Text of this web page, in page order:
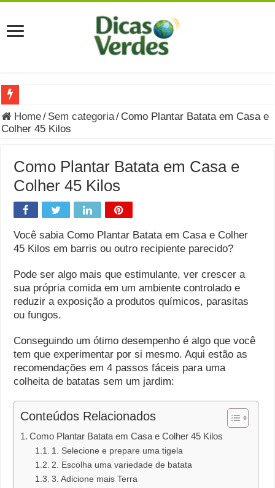
Grávida Pode Comer Pastrami? Saiba Quando o Consumo é
Você sabe o que é uma Economia Circular?
Carta Psicografada de Isabella Nardoni : O que Diz a
Grávida pode comer picles e alimentos em conserva durante
Carta Psicografada João Hélio: Revelação, Paz e a Lei do
Carta Psicografada de Eduardo Campos
Home/ Sem categoria/ Como Plantar Batata em Casa e
Colher 45 Kilos
Como Plantar Batata em Casa e
Colher 45 Kilos
Você sabia Como Plantar Batata em Casa e Colher
45 Kilos em barris ou outro recipiente parecido?
Pode ser algo mais que estimulante, ver crescer a
sua própria comida em um ambiente controlado e
reduzir a exposição a produtos químicos, parasitas
ou fungos.
Conseguindo um ótimo desempenho é algo que você
tem que experimentar por si mesmo. Aqui estão as
recomendações em 4 passos fáceis para uma
colheita de batatas sem um jardim:
Conteúdos Relacionados
Como Plantar Batata em Casa e Colher 45 Kilos
1. Selecione e prepare uma tigela
2. Escolha uma variedade de batata
3. Adicione mais Terra